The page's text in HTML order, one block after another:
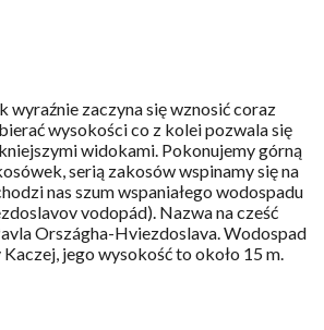
wyraźnie zaczyna się wznosić coraz
wysokości co z kolei pozwala się
widokami. Pokonujemy górną
serią zakosów wspinamy się na
nas szum wspaniałego wodospadu
vodopád). Nazwa na cześć
Országha-Hviezdoslava. Wodospad
jego wysokość to około 15 m.